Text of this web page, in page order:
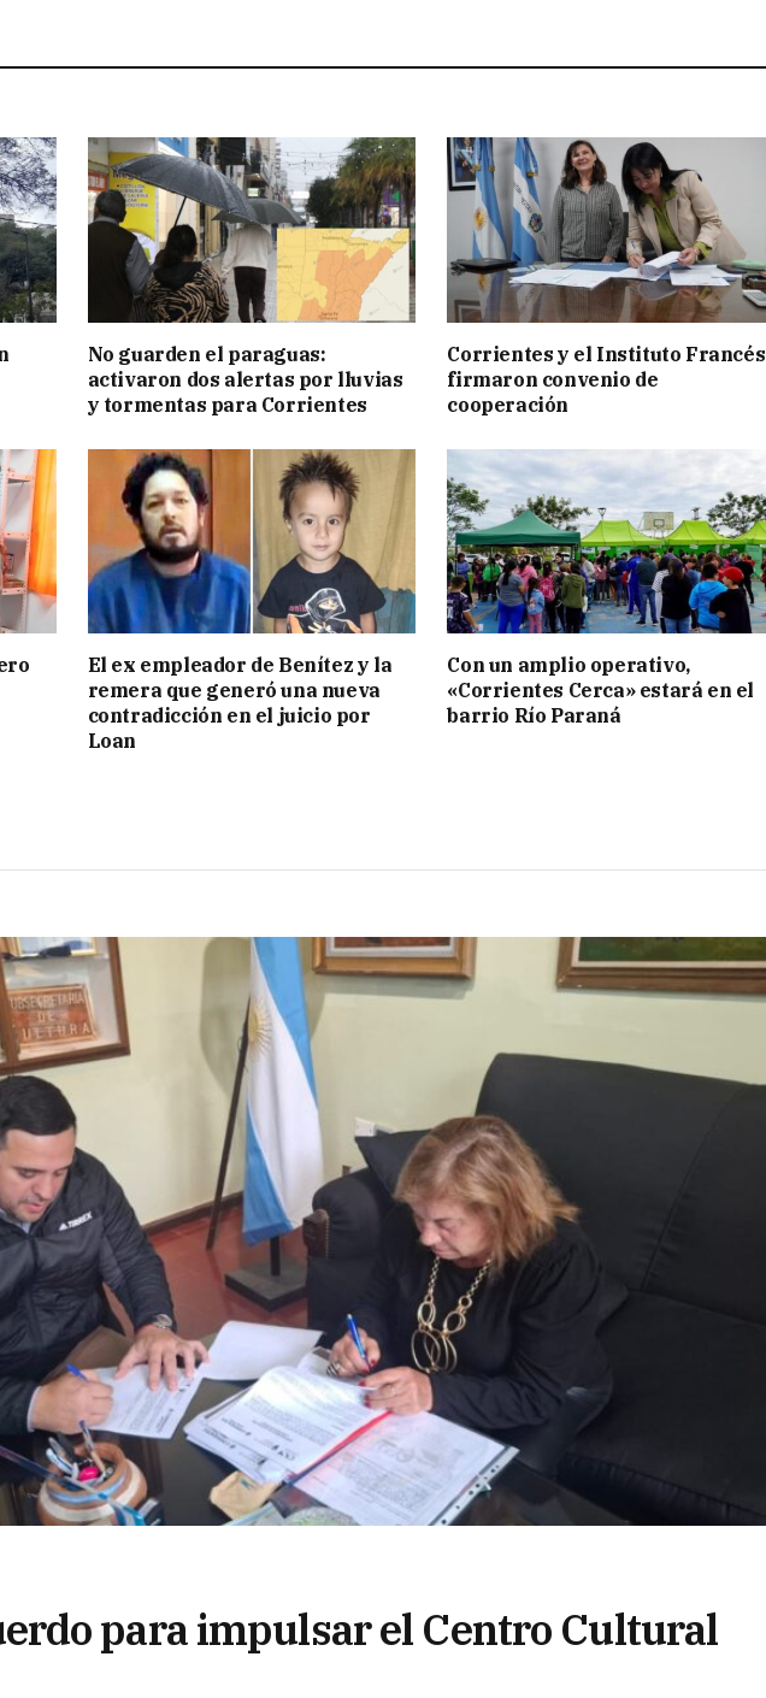
No guarden el paraguas:
activaron dos alertas por lluvias
y tormentas para Corrientes
Corrientes y el Instituto Francés
firmaron convenio de
cooperación
El ex empleador de Benítez y la
remera que generó una nueva
contradicción en el juicio por
Loan
Con un amplio operativo,
«Corrientes Cerca» estará en el
barrio Río Paraná
para impulsar el Centro Cultural